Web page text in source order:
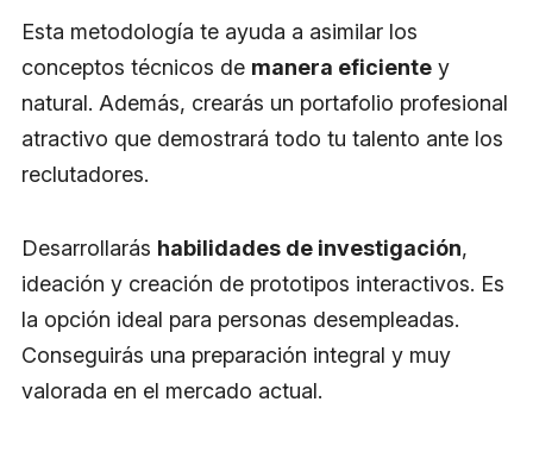
Esta metodología te ayuda a asimilar los
conceptos técnicos de manera eficiente y
natural. Además, crearás un portafolio profesional
atractivo que demostrará todo tu talento ante los
reclutadores.
Desarrollarás habilidades de investigación,
ideación y creación de prototipos interactivos. Es
la opción ideal para personas desempleadas.
Conseguirás una preparación integral y muy
valorada en el mercado actual.